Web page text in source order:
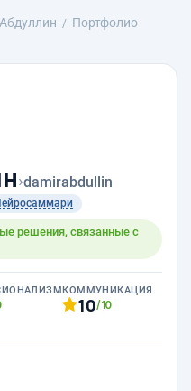
Портфолио
›damirabdullin
решения, связанные с
КОММУНИКАЦИЯ
10/10